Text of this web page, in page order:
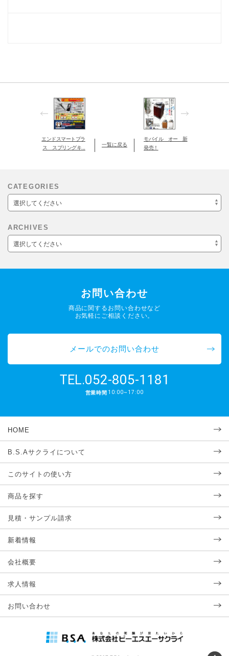
エンドスマートプラ
ス スプリングキ...
一覧に戻る
モバイル オー 新
発売！
CATEGORIES
選択してください
ARCHIVES
選択してください
お問い合わせ
商品に関するお問い合わせなど
お気軽にご相談ください。
メールでのお問い合わせ
TEL.052-805-1181
営業時間 10:00~17:00
HOME
B.S.Aサクライについて
このサイトの使い方
商品を探す
見積・サンプル請求
新着情報
会社概要
求人情報
お問い合わせ